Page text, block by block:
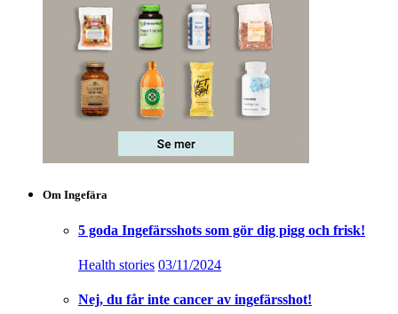
Om Ingefära
5 goda Ingefärsshots som gör dig pigg och frisk!
Health stories 03/11/2024
Nej, du får inte cancer av ingefärsshot!